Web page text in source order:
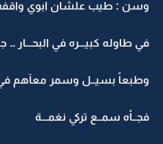
وسن : طيب علشان ابوي
في طاوله كبيـــره في البحـــار
وطبعاً بسيــل وسمر معآهم في
فجــأه سمــع تركي نغمـــة